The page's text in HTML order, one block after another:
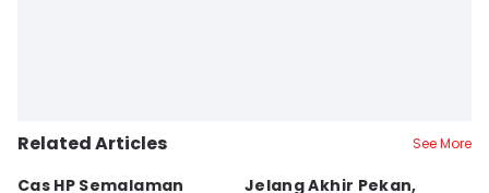
Related Articles See More
Cas HP Semalaman
Jelang Akhir Pekan,